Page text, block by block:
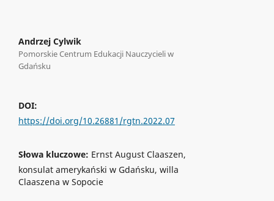
Andrzej Cylwik
Pomorskie Centrum Edukacji Nauczycieli w
Gdańsku
DOI:
https://doi.org/10.26881/rgtn.2022.07
Słowa kluczowe: Ernst August Claaszen,
konsulat amerykański w Gdańsku, willa
Claaszena w Sopocie